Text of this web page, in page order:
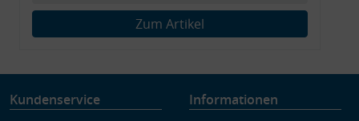
Zum Artikel
Kundenservice Informationen